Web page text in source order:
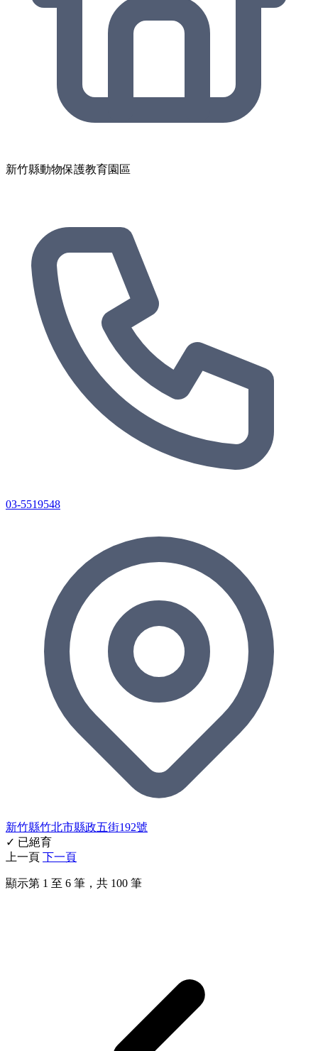
新竹縣動物保護教育園區
03-5519548
新竹縣竹北市縣政五街192號
✓ 已絕育
上一頁 下一頁
顯示第 1 至 6 筆，共 100 筆